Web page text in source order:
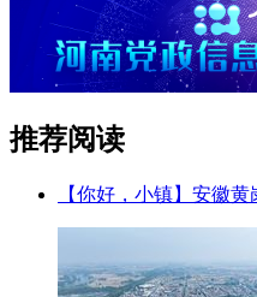
推荐阅读
【你好，小镇】安徽